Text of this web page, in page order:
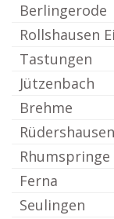
Berlingerode
Rollshausen
Tastungen
Jützenbach
Brehme
Rhumspringe
Ferna
Seulingen